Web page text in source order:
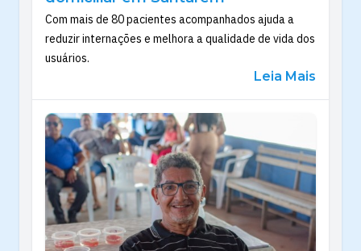
Com mais de 80 pacientes acompanhados ajuda a
reduzir internações e melhora a qualidade de vida dos
usuários.
Leia Mais